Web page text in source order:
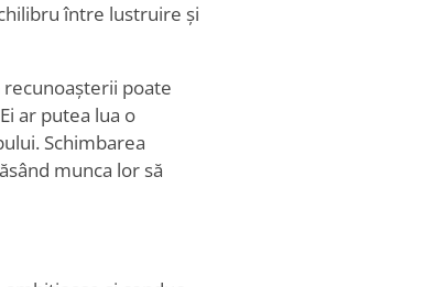
între lustruire și
recunoașterii poate
ar putea lua o
Schimbarea
munca lor să